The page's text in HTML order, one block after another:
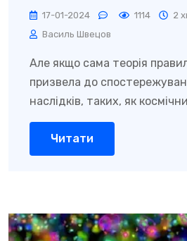
17-01-2024 1114 2
Василь Швецов
Але якщо сама теорія
призвела до
наслідків, таких, як
Читати